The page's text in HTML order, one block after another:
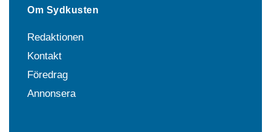
Om Sydkusten
Redaktionen
Kontakt
Föredrag
Annonsera